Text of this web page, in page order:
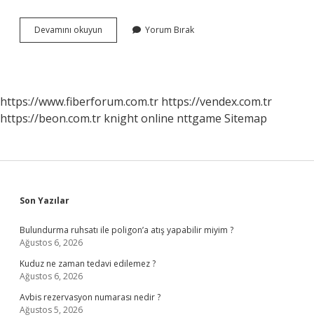
Devamını okuyun
Nın
Yorum Bırak
https://www.fiberforum.com.tr https://vendex.com.tr
https://beon.com.tr knight online nttgame Sitemap
Sidebar
Son Yazılar
Bulundurma ruhsatı ile poligon’a atış yapabilir miyim ?
Ağustos 6, 2026
Kuduz ne zaman tedavi edilemez ?
Ağustos 6, 2026
Avbis rezervasyon numarası nedir ?
Ağustos 5, 2026